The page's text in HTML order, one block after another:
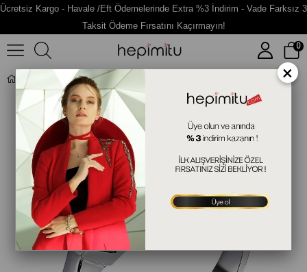
Ücretsiz Kargo - Havale /Eft Ödemelerinde Extra %3 İndirim - Vade Farksız 3
Taksit Ödeme Fırsatını Kaçırmayın!
0
Zirkon Taşlı Gümüş Beştaş Yüzük ×